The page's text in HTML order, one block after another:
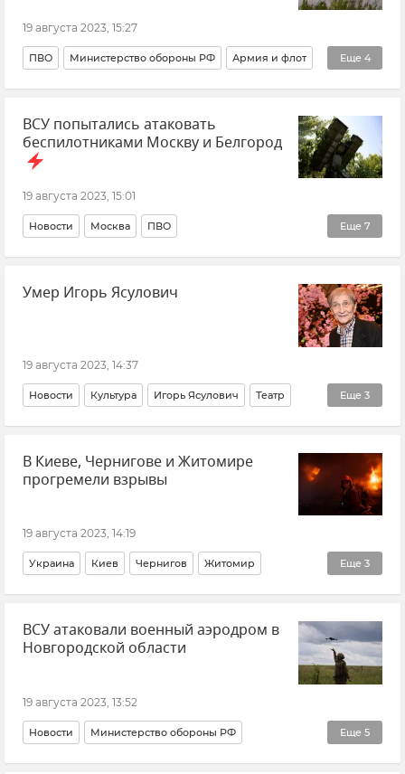
19 августа 2023, 15:27
Еще 4
ПВО Министерство обороны РФ Армия и флот
Вооруженные силы России Новости СВО
Беспилотник (БПЛА, дрон)
ВСУ (Вооруженные силы Украины)
ВСУ попытались атаковать
беспилотниками Москву и Белгород
19 августа 2023, 15:01
Еще 7
Новости Москва ПВО
Вооруженные силы России
Министерство обороны РФ
Белгородская область
ВСУ (Вооруженные силы Украины) Обстрелы ВСУ
Умер Игорь Ясулович
19 августа 2023, 14:37
Еще 3
Новости Культура Игорь Ясулович Театр
Кино ГИТИС Утраты
В Киеве, Чернигове и Житомире
прогремели взрывы
19 августа 2023, 14:19
Еще 3
Украина Киев Чернигов Житомир
Винница Львов Взрыв
ВСУ атаковали военный аэродром в
Новгородской области
19 августа 2023, 13:52
Еще 5
Новости Министерство обороны РФ
Новгородская область Беспилотник (БПЛА, дрон)